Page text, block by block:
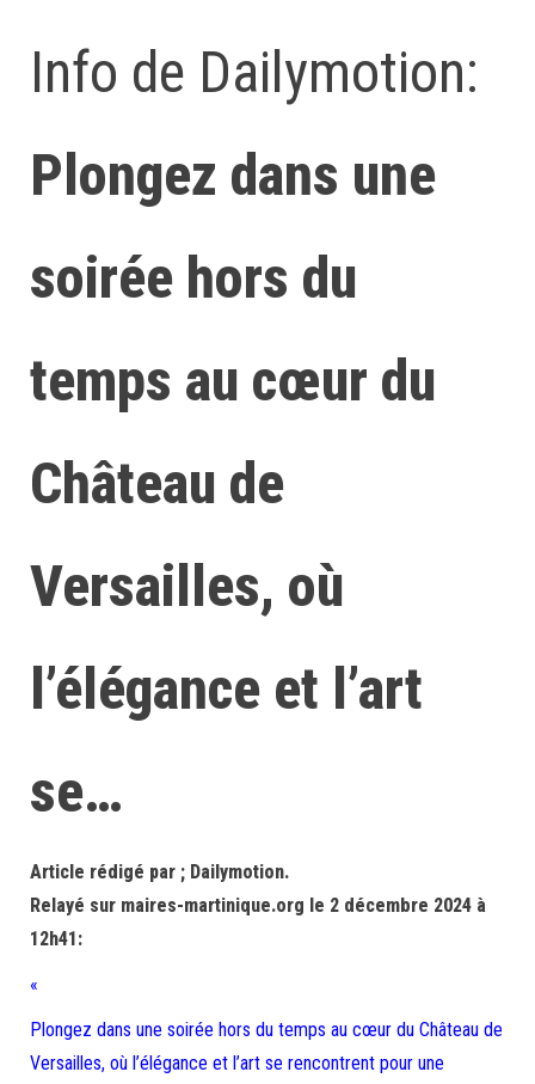
Info de Dailymotion:
Plongez dans une
soirée hors du
temps au cœur du
Château de
Versailles, où
l’élégance et l’art
se…
Article rédigé par ; Dailymotion.
Relayé sur maires-martinique.org le 2 décembre 2024 à
12h41:
«
Plongez dans une soirée hors du temps au cœur du Château de
Versailles, où l’élégance et l’art se rencontrent pour une